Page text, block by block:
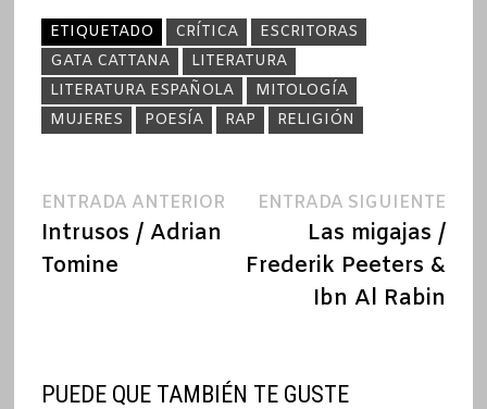
ETIQUETADO CRÍTICA
ESCRITORAS
GATA CATTANA
LITERATURA
LITERATURA ESPAÑOLA
MITOLOGÍA
MUJERES
POESÍA RAP RELIGIÓN
Navegación
de
ENTRADA ANTERIOREntrada
Intrusos / Adrian
Tomine
ENTRADA SIGUIENTE
Las migajas /
Frederik Peeters &
Ibn Al Rabin
PUEDE QUE TAMBIÉN TE GUSTE